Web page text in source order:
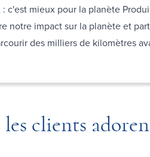
c'est mieux pour la planète
notre impact sur la planète et
des milliers de kilomètres
clients